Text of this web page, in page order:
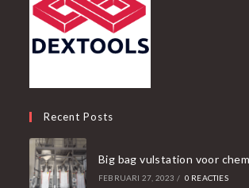
Recent Posts
Big bag vulstation voor
FEBRUARI 27, 2023 / 0 REACTIES